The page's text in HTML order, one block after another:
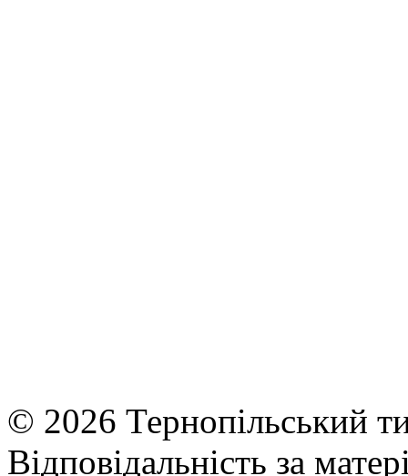
© 2026 Тернопільський
Відповідальність за